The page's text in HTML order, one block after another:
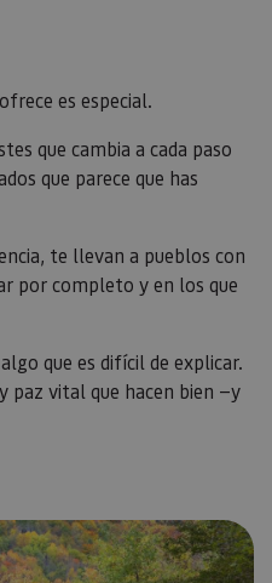
es especial.
que cambia a cada paso
que parece que has
te llevan a pueblos con
por completo y en los que
que es difícil de explicar.
paz vital que hacen bien —y